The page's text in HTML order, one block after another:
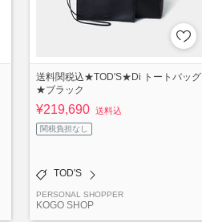
送料関税込★TOD'S★Di トートバッグ
★ブラック
¥219,690 送料込
関税負担なし
TOD'S
PERSONAL SHOPPER
KOGO SHOP